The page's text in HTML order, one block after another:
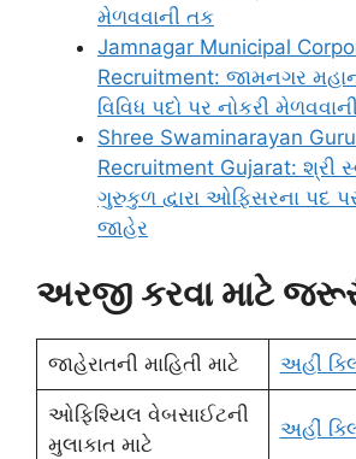
મેળવવાની તક
Jamnagar Municipal
Recruitment: જામનગર
વિવિધ પદો પર નોકરી
Shree Swaminarayan
Recruitment Gujarat: શ્રી
ગુરુકુળ દ્વારા ઓફિસરના પદ
જાહેર
અરજી કરવા માટે
જાહેરાતની માહિતી માટે અહીં
ઓફિશ્યિલ વેબસાઈટની
મુલાકાત માટે
અહીં